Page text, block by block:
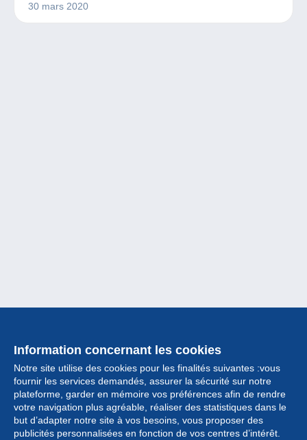
30 mars 2020
Information concernant les cookies
Notre site utilise des cookies pour les finalités suivantes :vous
fournir les services demandés, assurer la sécurité sur notre
plateforme, garder en mémoire vos préférences afin de rendre
votre navigation plus agréable, réaliser des statistiques dans le
but d’adapter notre site à vos besoins, vous proposer des
publicités personnalisées en fonction de vos centres d’intérêt.
Collection